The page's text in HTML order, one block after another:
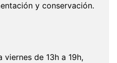
y conservación.
viernes de 13h a 19h,